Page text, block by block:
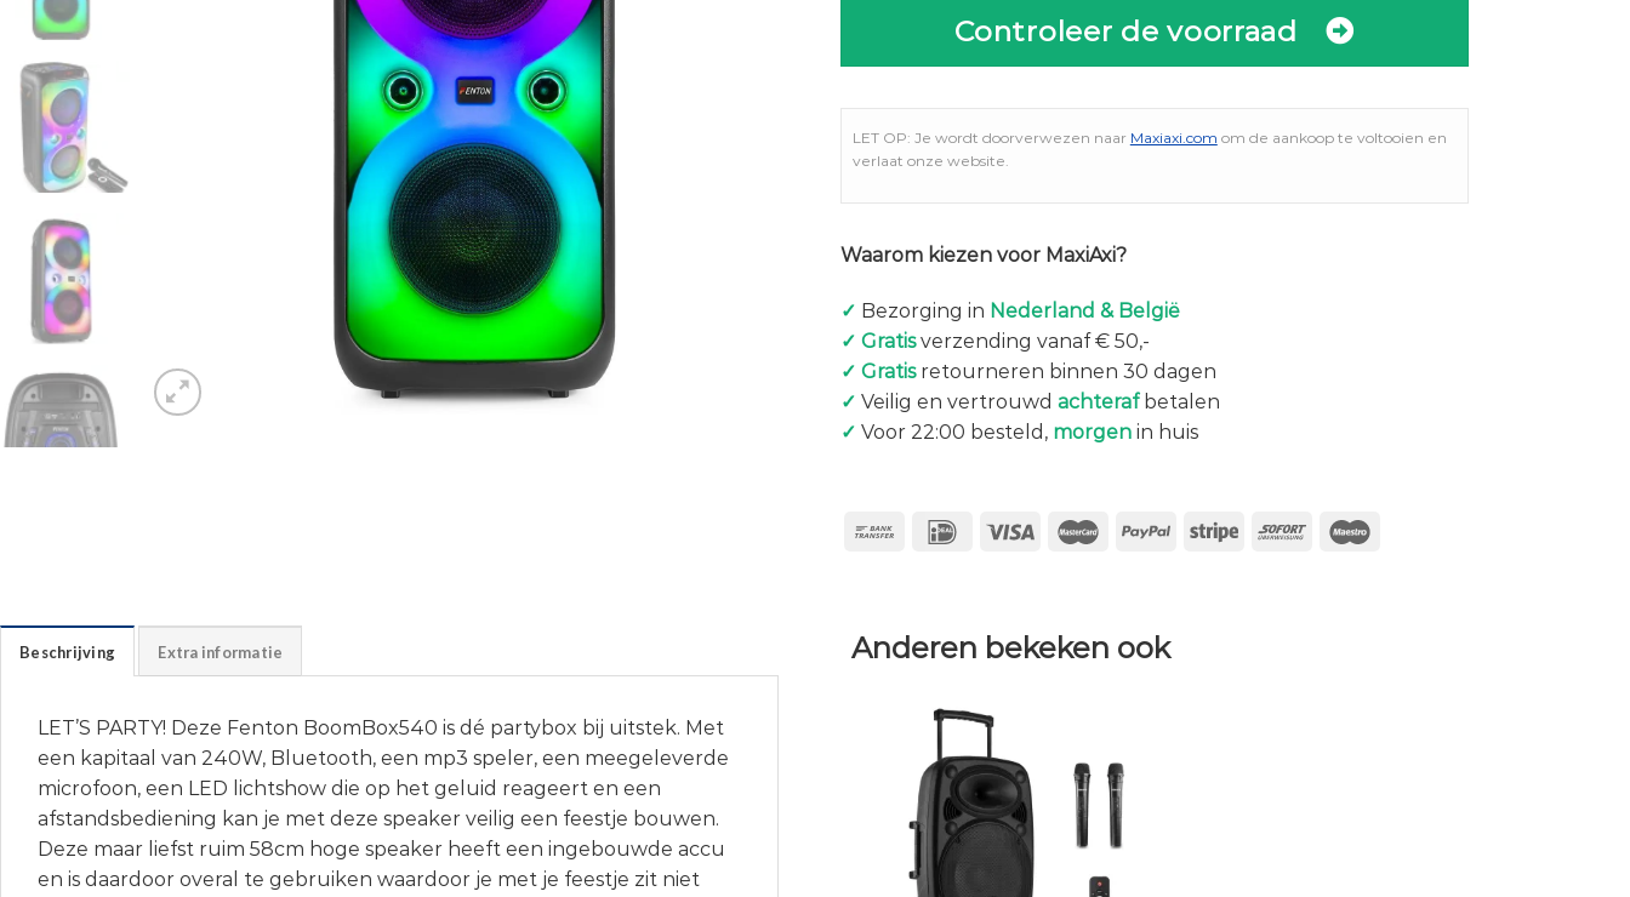
Controleer de voorraad
LET OP: Je wordt doorverwezen naar Maxiaxi.com om de aankoop te voltooien en
verlaat onze website.
Waarom kiezen voor MaxiAxi?
✓ Bezorging in Nederland & België
✓ Gratisverzending vanaf € 50,-
✓ Gratisretourneren binnen 30 dagen
✓ Veilig en vertrouwd achterafbetalen
✓ Voor 22:00 besteld, morgenin huis
Beschrijving Extra informatie
LET’S PARTY! Deze Fenton BoomBox540 is dé partybox bij uitstek. Met
een kapitaal van 240W, Bluetooth, een mp3 speler, een meegeleverde
microfoon, een LED lichtshow die op het geluid reageert en een
afstandsbediening kan je met deze speaker veilig een feestje bouwen.
Deze maar liefst ruim 58cm hoge speaker heeft een ingebouwde accu
en is daardoor overal te gebruiken waardoor je met je feestje zit niet
Anderen bekeken ook